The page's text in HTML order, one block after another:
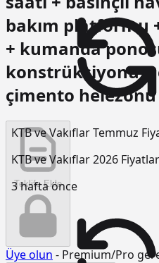
KTB ve Vakıflar Temmuz
KTB ve Vakıflar 2026
3 hafta önce
bakım platformu
+ kumanda
konstrüksiyonu +
çimento
Teklife Ekle
Üye olun - Premium/Pro